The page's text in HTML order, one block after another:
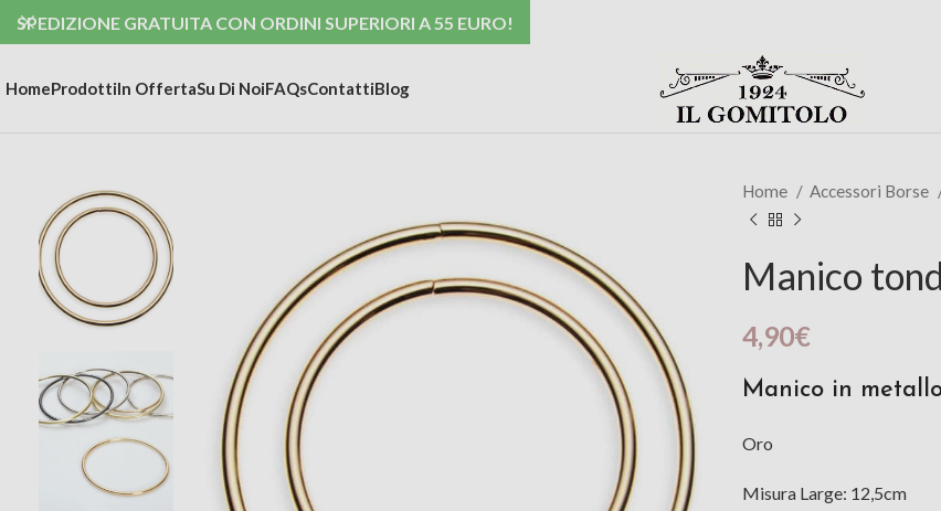
HomeProdottiIn OffertaSu Di NoiFAQsContattiBlog
Home Accessori Borse
Manico
4,90€
Manico in
Oro
Misura Large: 12,5cm
SPEDIZIONE GRATUITA CON ORDINI SUPERIORI A 55 EURO!